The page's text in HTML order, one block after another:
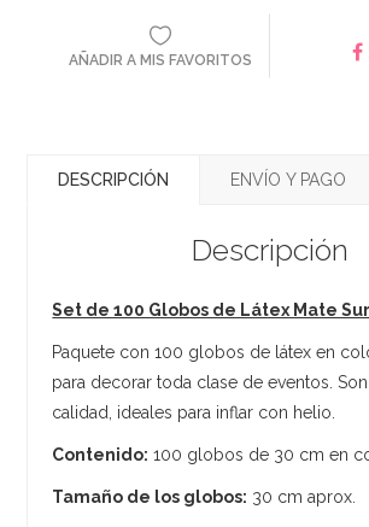
AÑADIR A MIS FAVORITOS
DESCRIPCIÓN ENVÍO Y PAGO
Descripción
Set de 100 Globos de Látex Mate
Paquete con 100 globos de látex en
para decorar toda clase de eventos.
calidad, ideales para inflar con helio.
Contenido: 100 globos de 30 cm en
Tamaño de los globos: 30 cm aprox.